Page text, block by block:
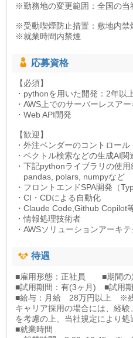
※勤務地の変更範囲：全国の当
※受動喫煙防止措置：敷地内
※就業時間内禁煙
応募資格
【必須】
・pythonを用いた開発：2年以
・AWS上でのサーバーレスア
・Web API開発
【歓迎】
・外注ベンダーのコントロール
・ベクトル検索などの生成AI関
・下記pythonライブラリの使用
pandas, polars, numpyなど
・フロントエンドSPA開発（
・CI・CDによる自動化
・Claude Code,Github Copilot
・情報処理技術者
・AWSソリューションアーキテ
待遇
■雇用形態：正社員 ■期間の
■試用期間：有(3ヶ月) ■試用
■給与：月給 28万円以上 ※残
キャリア採用の場合には、経
を考慮の上、当社規定により処
■就業時間